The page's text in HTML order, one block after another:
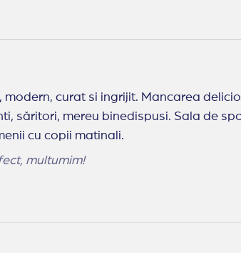
curat si ingrijit. Mancarea
Sala de sport ar putea fi îmbunătățită si micul
cu copii matinali.
multumim!